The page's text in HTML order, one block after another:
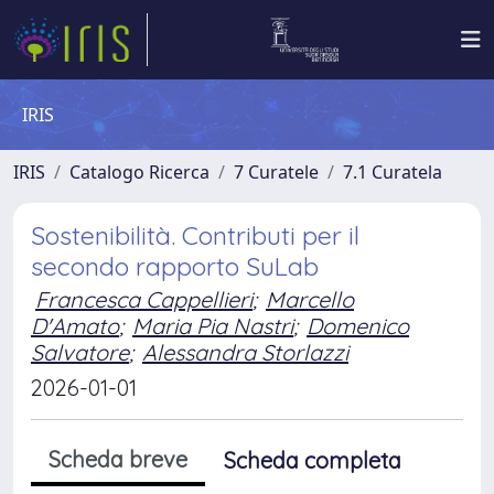
IRIS
IRIS Catalogo Ricerca 7 Curatele 7.1 Curatela
Sostenibilità. Contributi per il
secondo rapporto SuLab
Francesca Cappellieri; Marcello
D'Amato; Maria Pia Nastri; Domenico
Salvatore; Alessandra Storlazzi
2026-01-01
Scheda breve Scheda completa